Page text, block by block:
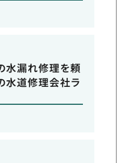
水漏れ修理を頼
水道修理会社ラ